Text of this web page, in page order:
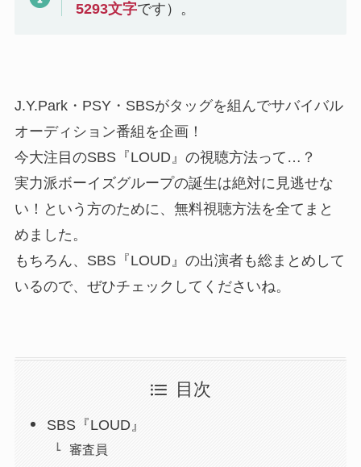
5293文字です）。
J.Y.Park・PSY・SBSがタッグを組んでサバイバル
オーディション番組を企画！
今大注目のSBS『LOUD』の視聴方法って…？
実力派ボーイズグループの誕生は絶対に見逃せな
い！という方のために、無料視聴方法を全てまと
めました。
もちろん、SBS『LOUD』の出演者も総まとめして
いるので、ぜひチェックしてくださいね。
目次
SBS『LOUD』
審査員